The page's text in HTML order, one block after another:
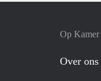
Op
Over ons